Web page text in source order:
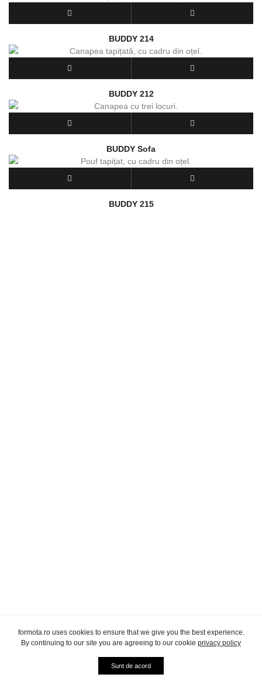
BUDDY 214
BUDDY 212
BUDDY Sofa
BUDDY 215
formota.ro uses cookies to ensure that we give you the best experience.
By continuing to our site you are agreeing to our cookie privacy policy
Sunt de acord